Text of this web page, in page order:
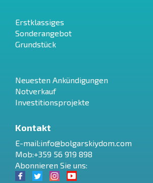
Erstklassiges
Sonderangebot
Grundstück
Neuesten Ankündigungen
Notverkauf
Investitionsprojekte
Kontakt
E-mail:info@bolgarskiydom.com
Mob:+359 56 919 898
Abonnieren Sie uns: